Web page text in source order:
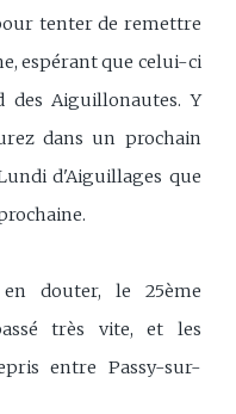
tenter de remettre
espérant que celui-ci
des Aiguillonautes. Y
dans un prochain
d'Aiguillages que
douter, le 25ème
très vite, et les
entre Passy-sur-